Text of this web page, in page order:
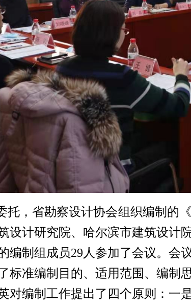
托，省勘察设计协会组织编制的
设计研究院、哈尔滨市建筑设计
编制组成员29人参加了会议。会
标准编制目的、适用范围、编制
对编制工作提出了四个原则：一